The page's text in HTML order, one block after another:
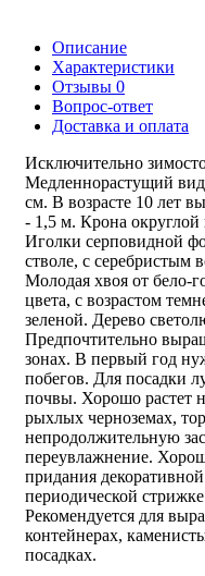
Описание
Характеристики
Отзывы 0
Вопрос-ответ
Доставка и оплата
Исключительно
Медленнорастущий
см. В возрасте 10 лет
- 1,5 м. Крона
Иголки серповидной
стволе, с серебристым
Молодая хвоя от бело-
цвета, с возрастом
зеленой. Дерево
Предпочтительно
зонах. В первый год
побегов. Для посадки
почвы. Хорошо растет
рыхлых черноземах,
непродолжительную
переувлажнение.
придания
периодической
Рекомендуется для
контейнерах,
посадках.